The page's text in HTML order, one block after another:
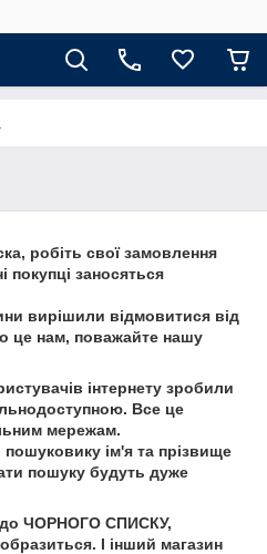
робіть свої замовлення
покупці заносяться
вирішили відмовитися від
це нам, поважайте нашу
інтернету зробили
Все це
мережам.
ім'я та прізвище
пошуку будуть дуже
до ЧОРНОГО СПИСКУ,
І інший магазин